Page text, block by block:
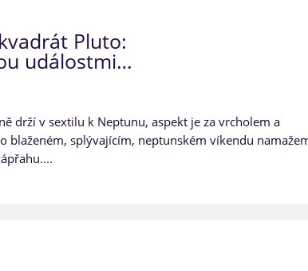
Pluto:
událostmi…
drží v sextilu k Neptunu, aspekt je za vrcholem a
blaženém, splývajícím, neptunském víkendu